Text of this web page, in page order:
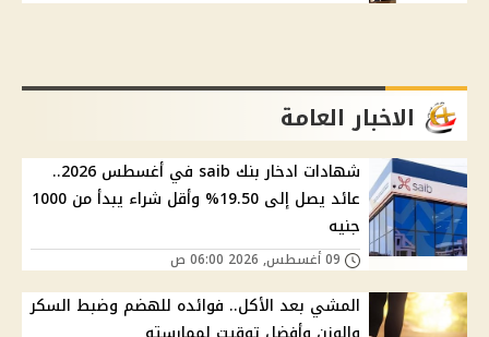
الاخبار العامة
شهادات ادخار بنك saib في أغسطس 2026..
عائد يصل إلى 19.50% وأقل شراء يبدأ من 1000
جنيه
المشي بعد الأكل.. فوائده للهضم وضبط السكر